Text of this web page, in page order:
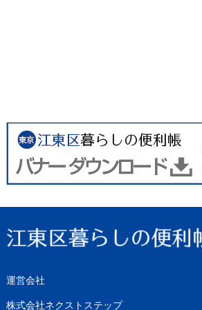
運営会社
株式会社ネクストステップ